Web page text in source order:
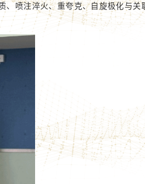
、喷注淬火、重夸克、自旋极化与关